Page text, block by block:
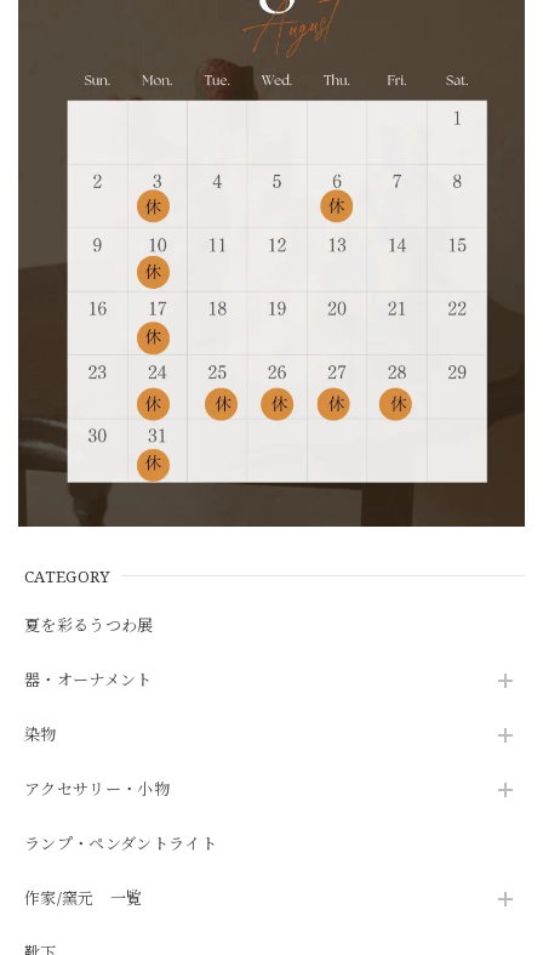
CATEGORY
夏を彩るうつわ展
器・オーナメント
染物
アクセサリー・小物
ランプ・ペンダントライト
作家/窯元 一覧